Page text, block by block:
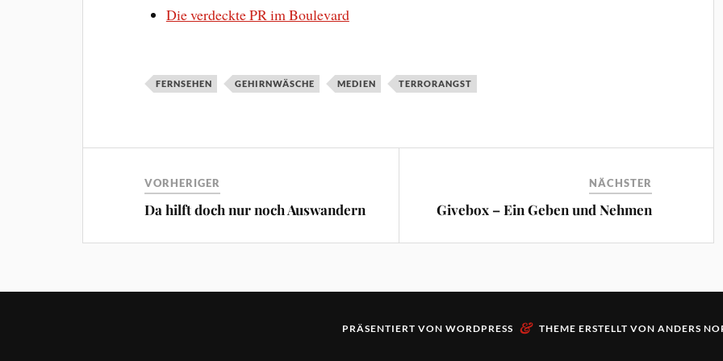
Die verdeckte PR im Boulevard
FERNSEHEN GEHIRNWÄSCHE MEDIEN TERRORANGST
VORHERIGER
Da hilft doch nur noch Auswandern
NÄCHSTER
Givebox – Ein Geben und Nehmen
PRÄSENTIERT VON WORDPRESS & THEME ERSTELLT VON ANDERS